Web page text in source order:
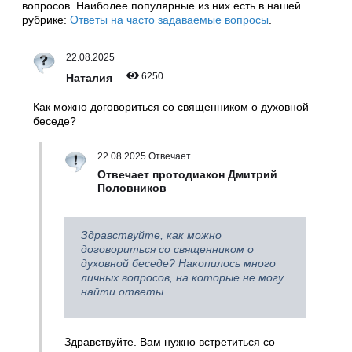
вопросов. Наиболее популярные из них есть в нашей
рубрике: Ответы на часто задаваемые вопросы
22.08.2025
Наталия 6250
Как можно договориться со священником о духовной
беседе?
22.08.2025 Отвечает
Отвечает протодиакон Дмитрий
Половников
Здравствуйте, как можно
договориться со священником о
духовной беседе? Накопилось много
личных вопросов, на которые не могу
найти ответы.
Здравствуйте. Вам нужно встретиться со